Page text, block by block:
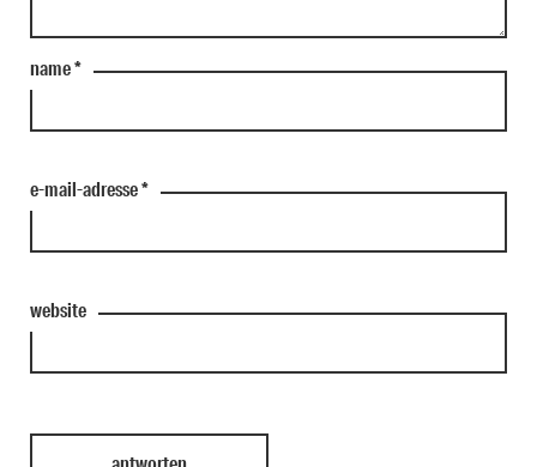
name*
e-mail-adresse*
website